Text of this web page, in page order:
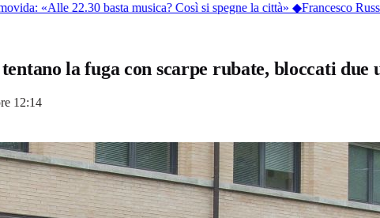
«Alle 22.30 basta musica? Così si spegne la città»◆ Francesco
la fuga con scarpe rubate, bloccati due
12:14